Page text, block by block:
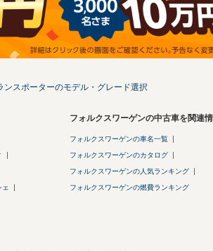
ンスポーターのモデル・グレード選択
ェ
フォルクスワーゲンの中古車を関連
フォルクスワーゲンの車名一覧
フォルクスワーゲンのカタログ
フォルクスワーゲンの人気ランキング
フォルクスワーゲンの燃費ランキング